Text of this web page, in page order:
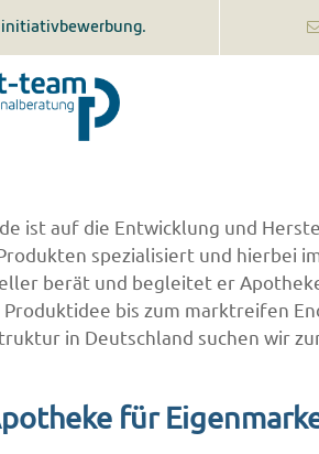
initiativbewerbung.
ist auf die Entwicklung und
spezialisiert und hierbei
berät und begleitet er
bis zum marktreifen
in Deutschland suchen wir
für